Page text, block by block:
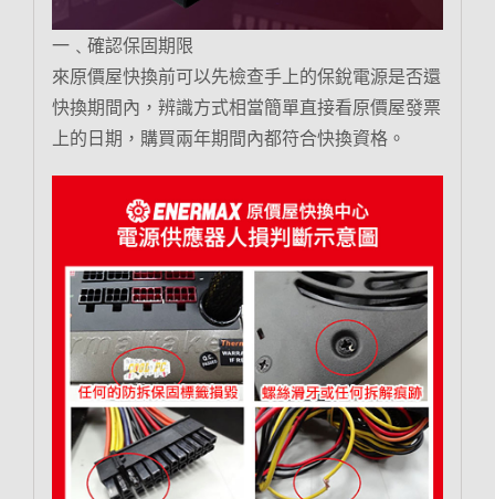
一﹑確認保固期限
來原價屋快換前可以先檢查手上的保銳電源是否還
快換期間內，辨識方式相當簡單直接看原價屋發票
上的日期，購買兩年期間內都符合快換資格。